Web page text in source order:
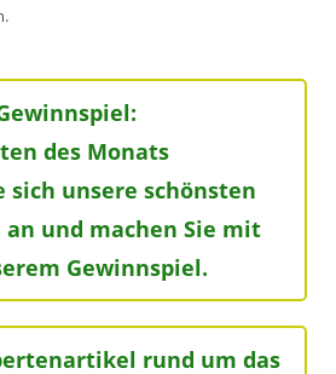
des Monats
sich unsere schönsten
an und machen Sie mit
Gewinnspiel.
rund um das